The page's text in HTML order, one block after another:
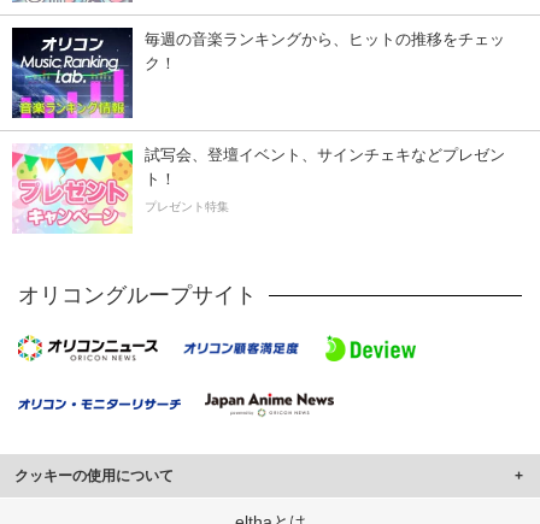
毎週の音楽ランキングから、ヒットの推移をチェッ
ク！
試写会、登壇イベント、サインチェキなどプレゼン
ト！
プレゼント特集
オリコングループサイト
クッキーの使用について
このサイトでは Cookie を使用して、ユーザーに合わせたコンテンツや広告の